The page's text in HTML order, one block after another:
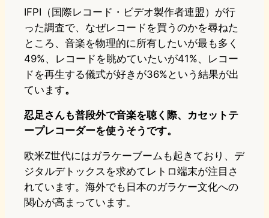
IFPI（国際レコード・ビデオ製作者連盟）が行
った調査で、なぜレコードを買うのかを尋ねた
ところ、音楽を物理的に所有したいが最も多く
49%、レコードを眺めていたいが41%、レコー
ドを再生する儀式が好きが36%という結果が出
ています。
忍足さんも普段外で音楽を聴く際、カセットテ
ープレコーダーを使うそうです。
欧米Z世代にはガラケーブームも起きており、デ
ジタルデトックスを求めてレトロ端末が注目さ
れています。海外でも日本のガラケー文化への
関心が高まっています。